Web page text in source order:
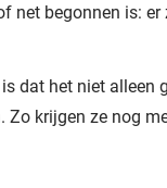
net begonnen is:
dat het niet alleen
Zo krijgen ze nog